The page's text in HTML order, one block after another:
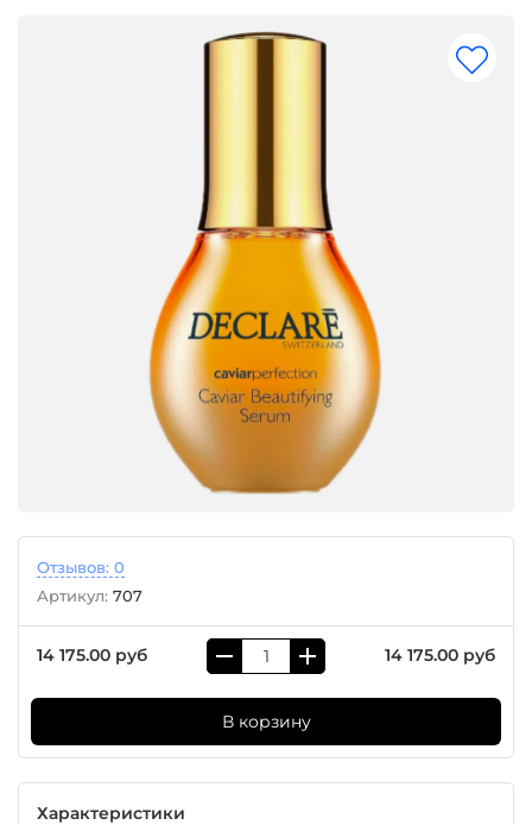
Отзывов: 0
Артикул: 707
14 175.00 руб 14 175.00 руб
В корзину
Характеристики